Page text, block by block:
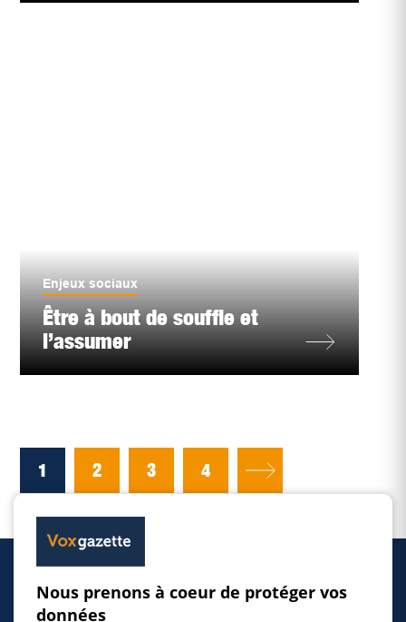
Enjeux sociaux
Être à bout de souffle et
l’assumer
1 2 3 4
Nous prenons à coeur de protéger vos
données